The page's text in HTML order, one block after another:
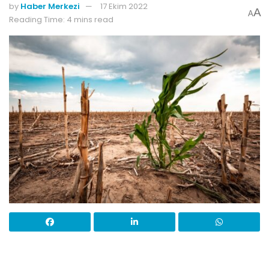
by Haber Merkezi
17 Ekim 2022
Reading Time: 4 mins read
AA